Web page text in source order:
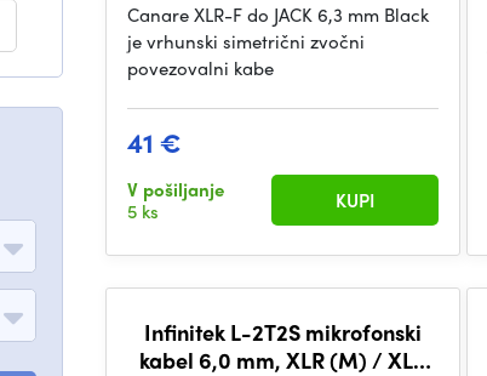
Canare XLR-F do JACK 6,3 mm Black
je vrhunski simetrični zvočni
povezovalni kabe
41 €
V pošiljanje
5 ks
KUPI
Infinitek L-2T2S mikrofonski
kabel 6,0 mm, XLR (M) / XLR